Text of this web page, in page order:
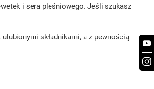
i sera pleśniowego. Jeśli szukasz
składnikami, a z pewnością